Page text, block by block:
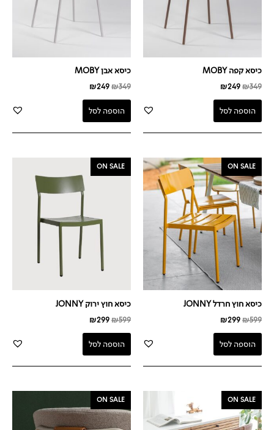
כיסא קפה MOBY
₪349
₪249
הוספה לסל
כיסא אבן MOBY
₪349
₪249
הוספה לסל
ON SALE
כיסא חוץ חרדל JONNY
₪599
המחיר
המקורי
היה:
₪599.
₪299
המחיר
הנוכחי
הוא:
₪299.
הוספה לסל
ON SALE
כיסא חוץ ירוק JONNY
₪599
המחיר
המקורי
₪299
הוא:
₪299.
הוספה לסל
ON SALE
המחיר
המקורי
היה:
₪749.
₪599.
ON SALE
המחיר
המקורי
היה:
₪549.
הנוכחי
הוא:
₪449.